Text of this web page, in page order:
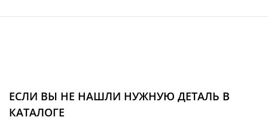
ЕСЛИ ВЫ НЕ НАШЛИ НУЖНУЮ ДЕТАЛЬ В
КАТАЛОГЕ